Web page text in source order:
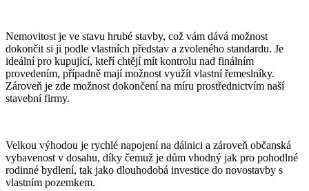
Nemovitost je ve stavu hrubé stavby, což vám dává možnost
dokončit si ji podle vlastních představ a zvoleného standardu. Je
ideální pro kupující, kteří chtějí mít kontrolu nad finálním
provedením, případně mají možnost využít vlastní řemeslníky.
Zároveň je zde možnost dokončení na míru prostřednictvím naší
stavební firmy.
Velkou výhodou je rychlé napojení na dálnici a zároveň občanská
vybavenost v dosahu, díky čemuž je dům vhodný jak pro pohodlné
rodinné bydlení, tak jako dlouhodobá investice do novostavby s
vlastním pozemkem.